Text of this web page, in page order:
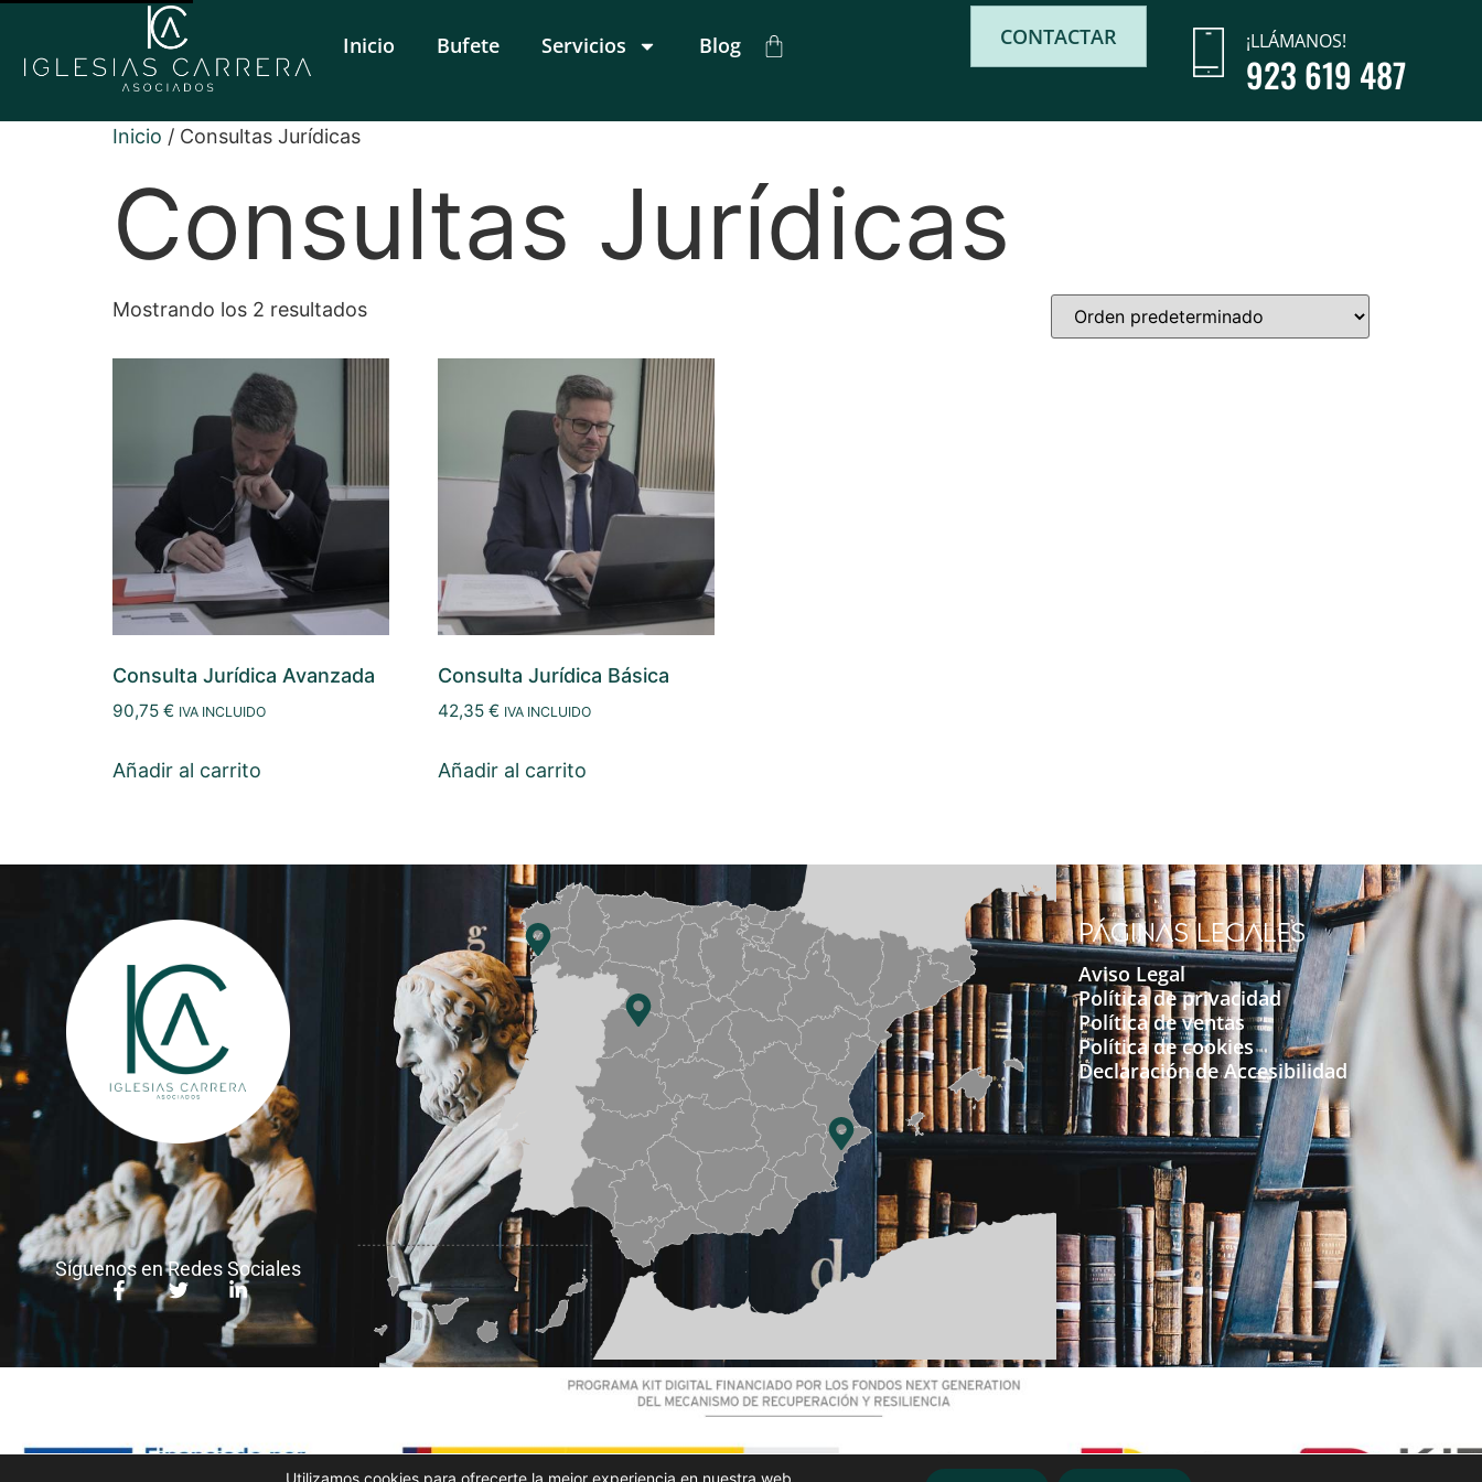
Inicio Bufete Servicios Blog CONTACTAR ¡LLÁMANOS!
923 619 487
Inicio / Consultas Jurídicas
Consultas Jurídicas
Mostrando los 2 resultados
Consulta Jurídica Avanzada
90,75 € IVA INCLUIDO
Añadir al carrito
Consulta Jurídica Básica
42,35 € IVA INCLUIDO
Añadir al carrito
Síguenos en Redes Sociales
Páginas legales
Aviso Legal
Política de privacidad
Política de ventas
Política de cookies
Declaración de Accesibilidad
Utilizamos cookies para ofrecerte la mejor experiencia en nuestra web.